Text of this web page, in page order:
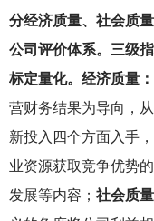
分经济质量、社会质
公司评价体系。三级
标定量化。经济质量：
营财务结果为导向，
新投入四个方面入手
业资源获取竞争优势
发展等内容； 社会质量